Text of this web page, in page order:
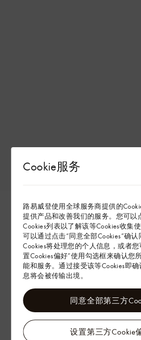
Cookie服务
路易威登使用全球服务商提供的
提供产品和改善我们的服务。您可以
Cookies列表以了解该等Cookies收集
可以通过点击“同意全部Cookies”确
Cookies将处理您的个人信息，或者
置Cookies偏好”使用勾选框来确认您
能和服务。通过接受该等Cookies即
息将会被传输出境。
设置第三方Cookie
同意全部第三方
MONOGRAM 印花防风夹克